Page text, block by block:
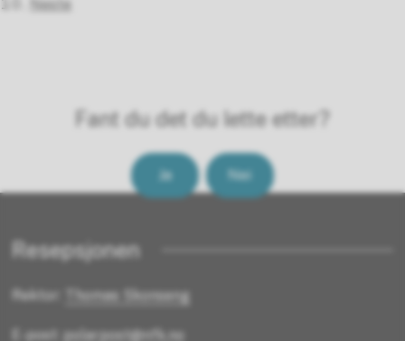
Neste
Fant du det du lette etter?
Ja Nei
Resepsjonen
Rektor: Thomas Skonseng
E-post: polarpost@nfk.no